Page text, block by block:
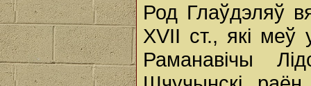
Род Глаўдэляў
XVII ст., які меў
Раманавічы